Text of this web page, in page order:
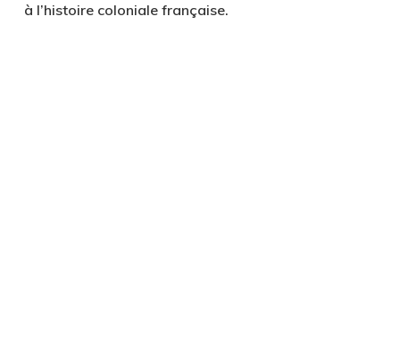
à l’histoire coloniale française.